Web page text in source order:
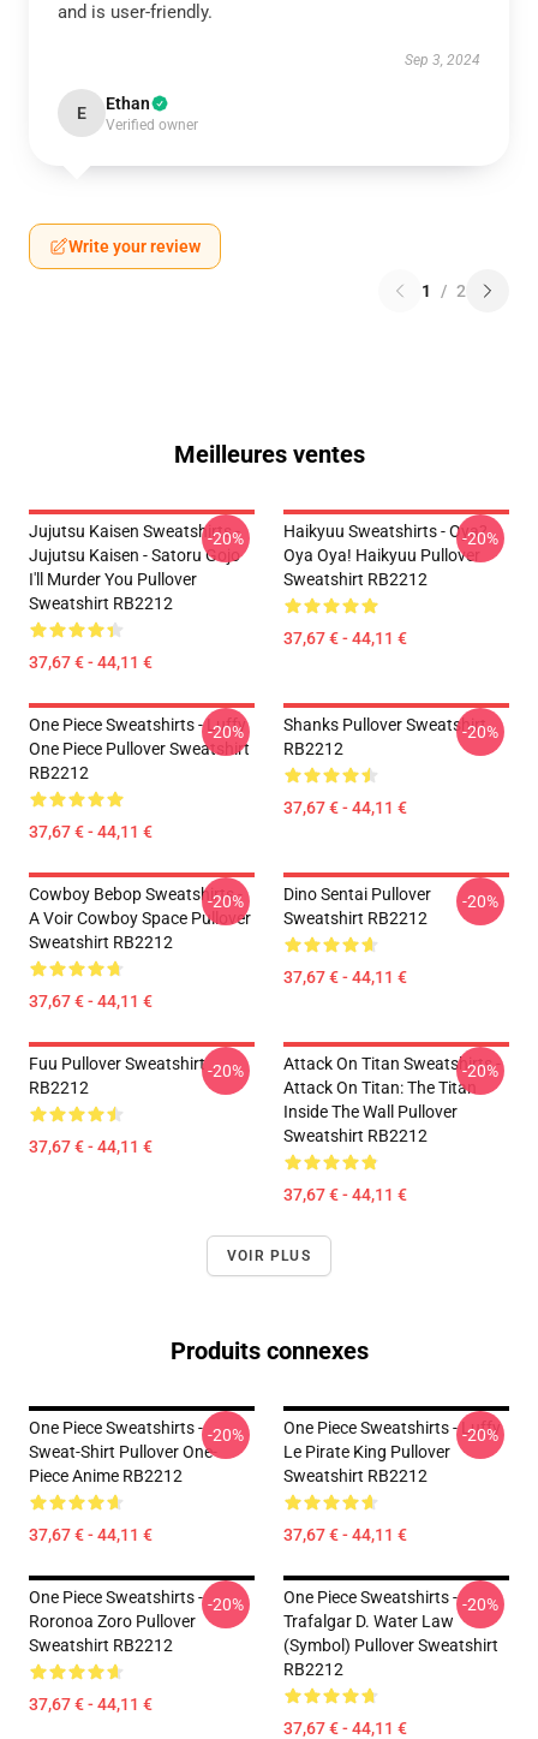
and is user-friendly.
Sep 3, 2024
E Ethan
Verified owner
Write your review
1 / 2
Meilleures ventes
Jujutsu Kaisen Sweatshirts -
Jujutsu Kaisen - Satoru Gojo
I'll Murder You Pullover
Sweatshirt RB2212
37,67 € - 44,11 €
-20%
Haikyuu Sweatshirts - Oya?
Oya Oya! Haikyuu Pullover
Sweatshirt RB2212
37,67 € - 44,11 €
-20%
One Piece Sweatshirts - Luffy
One Piece Pullover Sweatshirt
RB2212
37,67 € - 44,11 €
-20%
Shanks Pullover Sweatshirt
RB2212
37,67 € - 44,11 €
-20%
Cowboy Bebop Sweatshirts -
A Voir Cowboy Space Pullover
Sweatshirt RB2212
37,67 € - 44,11 €
-20%
Dino Sentai Pullover
Sweatshirt RB2212
37,67 € - 44,11 €
-20%
Fuu Pullover Sweatshirt
RB2212
37,67 € - 44,11 €
-20%
Attack On Titan Sweatshirts -
Attack On Titan: The Titan
Inside The Wall Pullover
Sweatshirt RB2212
37,67 € - 44,11 €
-20%
VOIR PLUS
Produits connexes
One Piece Sweatshirts -
Sweat-Shirt Pullover One-
Piece Anime RB2212
37,67 € - 44,11 €
-20%
One Piece Sweatshirts - Luffy
Le Pirate King Pullover
Sweatshirt RB2212
37,67 € - 44,11 €
-20%
One Piece Sweatshirts -
Roronoa Zoro Pullover
Sweatshirt RB2212
37,67 € - 44,11 €
-20%
One Piece Sweatshirts -
Trafalgar D. Water Law
(symbol) Pullover Sweatshirt
RB2212
37,67 € - 44,11 €
-20%